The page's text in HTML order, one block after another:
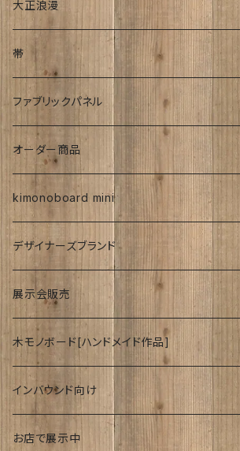
文字入れ
伊藤髄賢氏
風呂敷
強力磁石内臓
時計
平成着物
ろうけつ染め
昭和中期の着物
お召
大正浪漫
アンティーク
ユーモア
帯
アンティーク
お祝い
ファブリックパネル
着物柄
紅型
オーダー商品
kimonoboard mini
絹
波
デザイナーズブランド
展示会販売
木モノボード[ハンドメイド作品]
ゆーかり
リース
ドッグウェアー
インバウンド向け
海外
お店で展示中